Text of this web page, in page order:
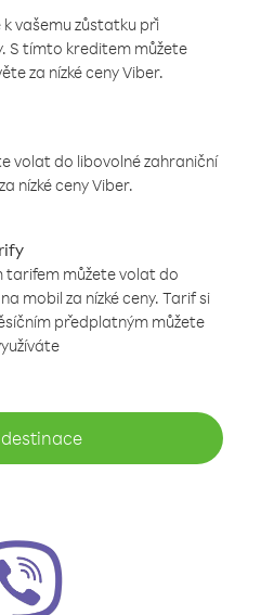
vašemu zůstatku při
S tímto kreditem můžete
za nízké ceny Viber.
volat do libovolné zahraniční
nízké ceny Viber.
tarifem můžete volat do
mobil za nízké ceny. Tarif si
předplatným můžete